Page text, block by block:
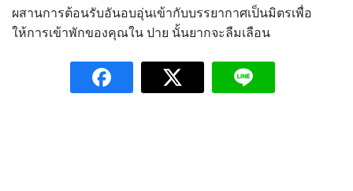
ผสานการต้อนรับอันอบอุ่นเข้ากับบรรยากาศเป็นมิตรเพื่อ
ให้การเข้าพักของคุณใน ปาย นั้นยากจะลืมเลือน